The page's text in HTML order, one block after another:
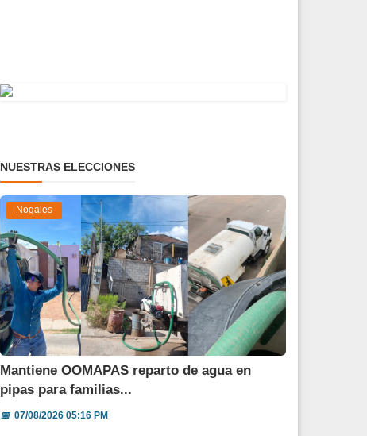
NUESTRAS ELECCIONES
Nogales
Mantiene OOMAPAS reparto de agua en
pipas para familias...
📅07/08/2026 05:16 PM